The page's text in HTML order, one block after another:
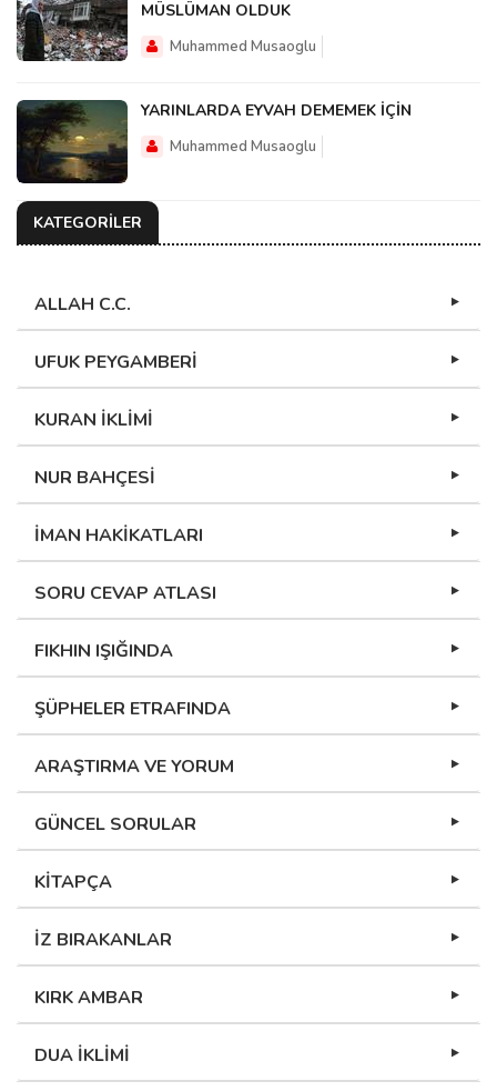
MÜSLÜMAN OLDUK
Muhammed Musaoglu
YARINLARDA EYVAH DEMEMEK İÇİN
Muhammed Musaoglu
KATEGORİLER
ALLAH C.C.
UFUK PEYGAMBERİ
KURAN İKLİMİ
NUR BAHÇESİ
İMAN HAKİKATLARI
SORU CEVAP ATLASI
FIKHIN IŞIĞINDA
ŞÜPHELER ETRAFINDA
ARAŞTIRMA VE YORUM
GÜNCEL SORULAR
KİTAPÇA
İZ BIRAKANLAR
KIRK AMBAR
DUA İKLİMİ